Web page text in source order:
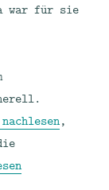
war für sie
,
alle. Fragt